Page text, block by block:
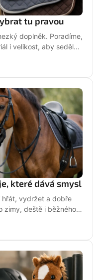
tu pravou
doplněk. Poradíme,
i velikost, aby seděly
které dává smysl
hřát, vydržet a dobře
zimy, deště i běžného